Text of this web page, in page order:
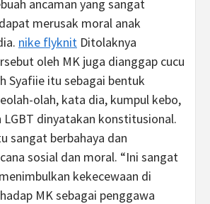
ancaman yang sangat
merusak moral anak
nike flyknit Ditolaknya
oleh MK juga dianggap cucu
Syafiie itu sebagai bentuk
olah, kata dia, kumpul kebo,
LGBT dinyatakan konstitusional.
sangat berbahaya dan
sosial dan moral. “Ini sangat
kekecewaan di
MK sebagai penggawa